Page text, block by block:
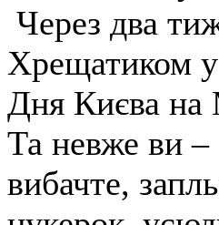
Через два
Хрещатиком у
Дня Києва на
Та невже ви
вибачте,